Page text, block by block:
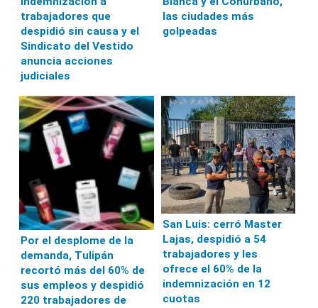
trabajadores que
despidió sin causa y el
Sindicato del Vestido
anuncia acciones
judiciales
las ciudades más
golpeadas
Por el desplome de la
demanda, Tulipán
recortó más del 60% de
sus empleos y despidió
220 trabajadores de
San Luis: cerró Master
Lajas, despidió a 54
trabajadores y les
ofrece el 60% de la
indemnización en 12
cuotas